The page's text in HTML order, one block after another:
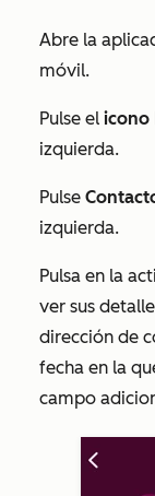
Abre la
móvil.
Pulse el icono
izquierda.
Pulse
izquierda.
Pulsa en la
ver sus
dirección de
fecha en la
campo